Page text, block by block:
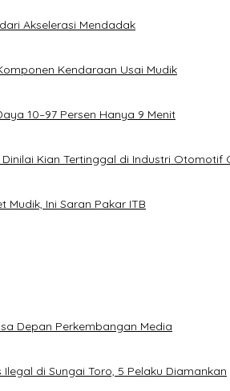
Akselerasi Mendadak
Kendaraan Usai Mudik
10–97 Persen Hanya 9 Menit
Kian Tertinggal di Industri Otomotif
Mudik, Ini Saran Pakar ITB
Depan Perkembangan Media
di Sungai Toro, 5 Pelaku Diamankan